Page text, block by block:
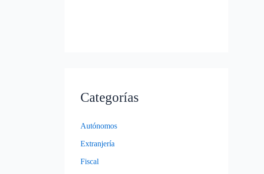
Categorías
Autónomos
Extranjería
Fiscal